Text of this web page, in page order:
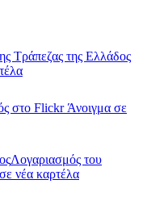
Τράπεζας της Ελλάδος
στο FlickrΆνοιγμα σε
Λογαριασμός του
νέα καρτέλα